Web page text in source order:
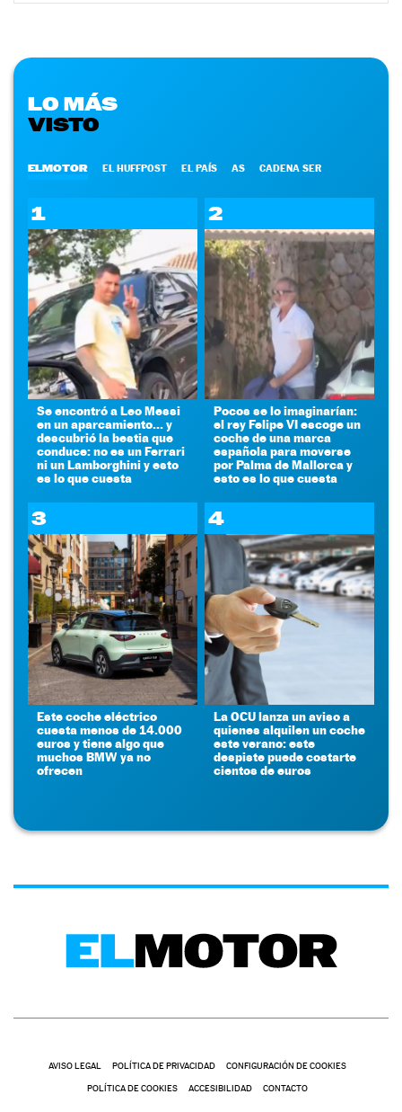
LO MÁS
VISTO
ELMOTOR EL HUFFPOST EL PAÍS AS CADENA SER
1
Se encontró a Leo Messi
en un aparcamiento... y
descubrió la bestia que
conduce: no es un Ferrari
ni un Lamborghini y esto
es lo que cuesta
2
Pocos se lo imaginarían:
el rey Felipe VI escoge un
coche de una marca
española para moverse
por Palma de Mallorca y
esto es lo que cuesta
3
Este coche eléctrico
cuesta menos de 14.000
euros y tiene algo que
muchos BMW ya no
ofrecen
4
La OCU lanza un aviso a
quienes alquilen un coche
este verano: este
despiste puede costarte
cientos de euros
AVISO LEGAL POLÍTICA DE PRIVACIDAD CONFIGURACIÓN DE COOKIES
POLÍTICA DE COOKIES ACCESIBILIDAD CONTACTO